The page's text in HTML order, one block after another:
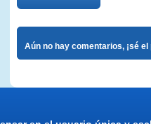
Aún no hay comentarios, ¡sé